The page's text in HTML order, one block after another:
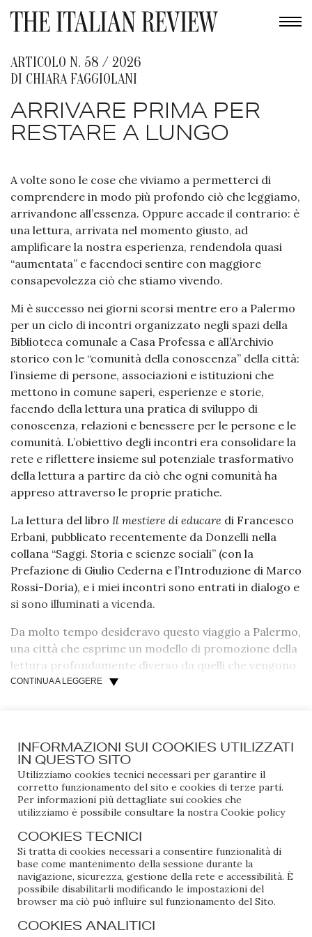
ARTICOLO N. 58 / 2026
DI CHIARA FAGGIOLANI
ARRIVARE PRIMA PER
RESTARE A LUNGO
A volte sono le cose che viviamo a permetterci di
comprendere in modo più profondo ciò che leggiamo,
arrivandone all’essenza. Oppure accade il contrario: è
una lettura, arrivata nel momento giusto, ad
amplificare la nostra esperienza, rendendola quasi
“aumentata” e facendoci sentire con maggiore
consapevolezza ciò che stiamo vivendo.
Mi è successo nei giorni scorsi mentre ero a Palermo
per un ciclo di incontri organizzato negli spazi della
Biblioteca comunale a Casa Professa e all’Archivio
storico con le “comunità della conoscenza” della città:
l’insieme di persone, associazioni e istituzioni che
mettono in comune saperi, esperienze e storie,
facendo della lettura una pratica di sviluppo di
conoscenza, relazioni e benessere per le persone e le
comunità. L’obiettivo degli incontri era consolidare la
rete e riflettere insieme sul potenziale trasformativo
della lettura a partire da ciò che ogni comunità ha
appreso attraverso le proprie pratiche.
La lettura del libro Il mestiere di educare di Francesco
Erbani, pubblicato recentemente da Donzelli nella
collana “Saggi. Storia e scienze sociali” (con la
Prefazione di Giulio Cederna e l’Introduzione di Marco
Rossi-Doria), e i miei incontri sono entrati in dialogo e
si sono illuminati a vicenda.
Da molto tempo desideravo questo viaggio a Palermo,
una città che esprime un modello di promozione della
lettura profondamente diverso da quelli che vengono
abitualmente raccontati nei convegni di settore: un
Lo scorso anno, in occasione diUna Marina di Libri,
l’AIE aveva presentato dati particolarmente
significativi sulla Sicilia: un divario strutturale
inaccettabile fatto di biblioteche insufficienti,
dotazioni librarie sotto la media nazionale e – dato
dedicate in quasi la metà delle biblioteche siciliane.
L’esito è uno squilibrio che si traduce in un accesso
profondamente diseguale alle opportunità culturali:
per ogni libro preso in prestito da un cittadino
siciliano, ventiquattro vengono presi in prestito da un
cittadino del Centro-Nord.
CONTINUA A LEGGERE
INFORMAZIONI SUI COOKIES UTILIZZATI
IN QUESTO SITO
Utilizziamo cookies tecnici necessari per garantire il
corretto funzionamento del sito e cookies di terze parti.
Per informazioni più dettagliate sui cookies che
utilizziamo è possibile consultare la nostra Cookie policy
COOKIES TECNICI
Si tratta di cookies necessari a consentire funzionalità di
base come mantenimento della sessione durante la
navigazione, sicurezza, gestione della rete e accessibilità. È
possibile disabilitarli modificando le impostazioni del
browser ma ciò può influire sul funzionamento del Sito.
COOKIES ANALITICI